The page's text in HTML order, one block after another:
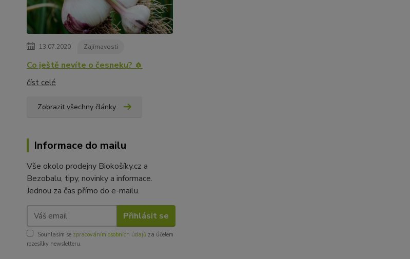
13.07.2020 Zajímavosti
Co ještě nevíte o česneku? 🧄
číst celé
Zobrazit všechny články
Informace do mailu
Vše okolo prodejny Biokošíky.cz a
Bezobalu, tipy, novinky a informace.
Jednou za čas přímo do e-mailu.
Přihlásit se
Souhlasím se zpracováním osobních údajů za účelem
rozesílky newsletteru.